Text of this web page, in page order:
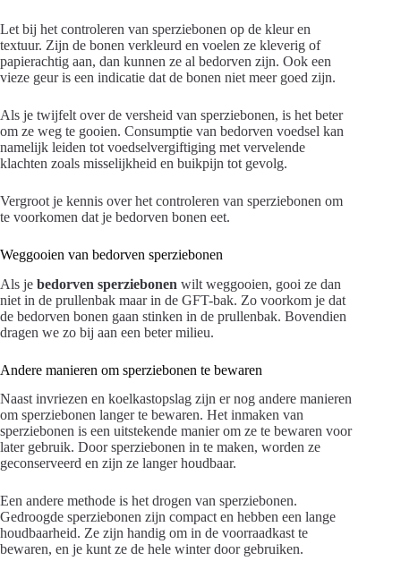
Let bij het controleren van sperziebonen op de kleur en
textuur. Zijn de bonen verkleurd en voelen ze kleverig of
papierachtig aan, dan kunnen ze al bedorven zijn. Ook een
vieze geur is een indicatie dat de bonen niet meer goed zijn.
Als je twijfelt over de versheid van sperziebonen, is het beter
om ze weg te gooien. Consumptie van bedorven voedsel kan
namelijk leiden tot voedselvergiftiging met vervelende
klachten zoals misselijkheid en buikpijn tot gevolg.
Vergroot je kennis over het controleren van sperziebonen om
te voorkomen dat je bedorven bonen eet.
Weggooien van bedorven sperziebonen
Als je bedorven sperziebonen wilt weggooien, gooi ze dan
niet in de prullenbak maar in de GFT-bak. Zo voorkom je dat
de bedorven bonen gaan stinken in de prullenbak. Bovendien
dragen we zo bij aan een beter milieu.
Andere manieren om sperziebonen te bewaren
Naast invriezen en koelkastopslag zijn er nog andere manieren
om sperziebonen langer te bewaren. Het inmaken van
sperziebonen is een uitstekende manier om ze te bewaren voor
later gebruik. Door sperziebonen in te maken, worden ze
geconserveerd en zijn ze langer houdbaar.
Een andere methode is het drogen van sperziebonen.
Gedroogde sperziebonen zijn compact en hebben een lange
houdbaarheid. Ze zijn handig om in de voorraadkast te
bewaren, en je kunt ze de hele winter door gebruiken.